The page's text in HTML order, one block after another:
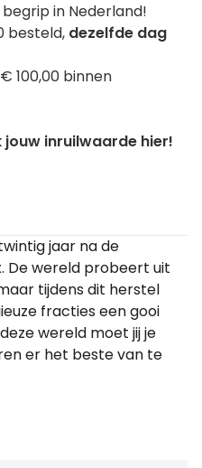
in Nederland!
besteld, dezelfde dag
100,00 binnen
jouw inruilwaarde hier!
jaar na de
De wereld probeert uit
tijdens dit herstel
fracties een gooi
wereld moet jij je
er het beste van te